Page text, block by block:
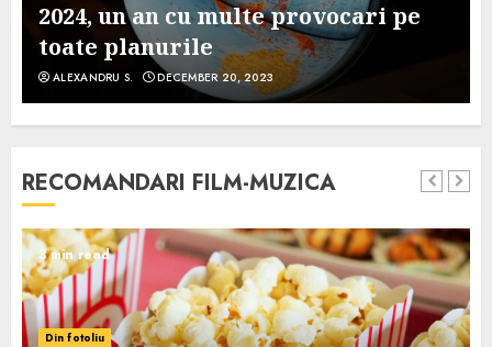
2024, un an cu multe provocari pe
toate planurile
ALEXANDRU S. DECEMBER 20, 2023
RECOMANDARI FILM-MUZICA
3 min read
Din fotoliu